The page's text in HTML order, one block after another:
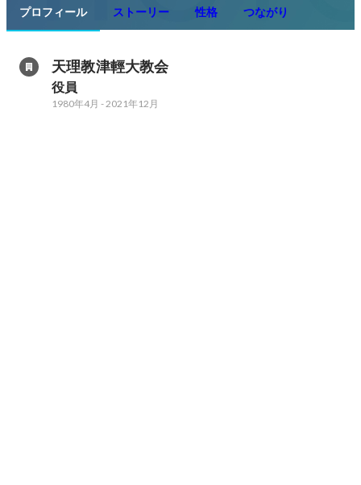
プロフィール ストーリー 性格 つながり
天理教津輕大教会
役員
1980年4月 -2021年12月